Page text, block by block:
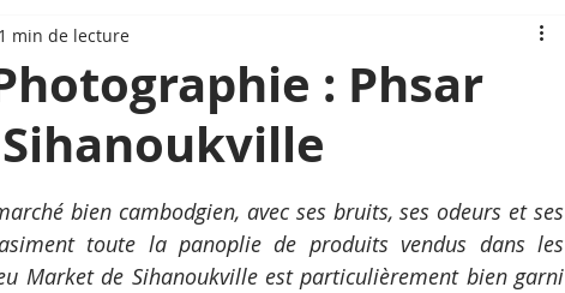
: Phsar
1 min de lecture
bien cambodgien, avec ses bruits, ses odeurs et ses
toute la panoplie de produits vendus dans les
Market de Sihanoukville est particulièrement bien garni